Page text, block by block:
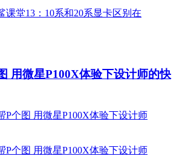
用微星P100X体验下设计师的快